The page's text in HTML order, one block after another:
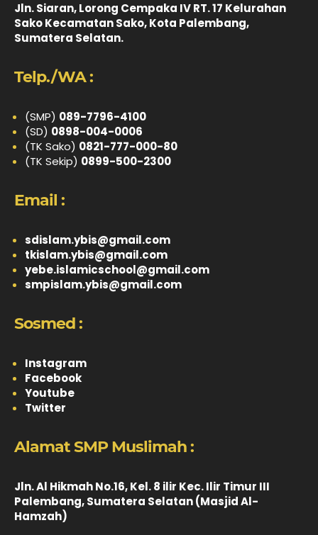
Jln. Siaran, Lorong Cempaka IV RT. 17 Kelurahan
Sako Kecamatan Sako, Kota Palembang,
Sumatera Selatan.
Telp./WA :
(SMP) 089-7796-4100
(SD) 0898-004-0006
(TK Sako) 0821-777-000-80
(TK Sekip) 0899-500-2300
Email :
sdislam.ybis@gmail.com
tkislam.ybis@gmail.com
yebe.islamicschool@gmail.com
smpislam.ybis@gmail.com
Sosmed :
Instagram
Facebook
Youtube
Twitter
Alamat SMP Muslimah :
Jln. Al Hikmah No.16, Kel. 8 ilir Kec. Ilir Timur III
Palembang, Sumatera Selatan (Masjid Al-
Hamzah)